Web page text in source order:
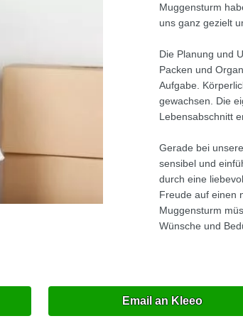
Muggensturm
uns ganz gezielt
Die Planung und
Packen und
Aufgabe.
gewachsen. Die
Lebensabschnitt
Gerade bei
sensibel und
durch eine
Freude auf einen
Muggensturm
Wünsche und
Email an Kleeo